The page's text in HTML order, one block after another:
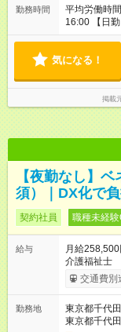
期間なし
勤務時間
平均労働時
16:00 【日
16:00～翌
平均労働時
16:00～翌
前後します
気になる！
掲載
【夜勤なし】
須）｜DX化で
契約社員 職種未経験
給与
月給258,500
介護福祉士
～ ケアマネ資格手当 5000円／月、年末年始手当、交通費規定内
支給 ※入社
10000円／
す。居住支
交通費別
勤務地
東京都千代
東京都千代